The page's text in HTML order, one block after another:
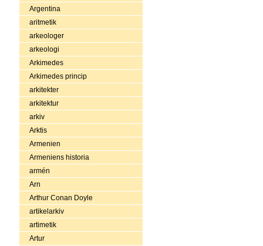
Argentina
aritmetik
arkeologer
arkeologi
Arkimedes
Arkimedes princip
arkitekter
arkitektur
arkiv
Arktis
Armenien
Armeniens historia
armén
Arn
Arthur Conan Doyle
artikelarkiv
artimetik
Artur